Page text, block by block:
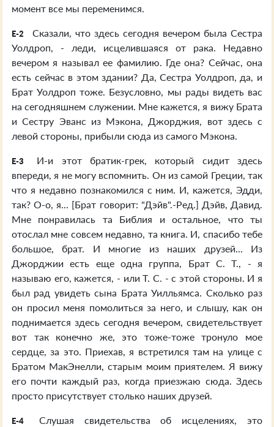
момент все мы переменимся.
E-2
Сказали, что здесь сегодня вечером была Сестра
Уолдроп, - леди, исцелившаяся от рака. Недавно
вечером я называл ее фамилию. Где она? Сейчас, она
есть сейчас в этом здании? Да, Сестра Уолдроп, да, и
Брат Уолдроп тоже. Безусловно, мы рады видеть вас
на сегодняшнем служении. Мне кажется, я вижу Брата
и Сестру Эванс из Мэкона, Джорджия, вот здесь с
левой стороны, прибыли сюда из самого Мэкона.
E-3
И-и этот братик-грек, который сидит здесь
впереди, я не могу вспомнить. Он из самой Греции, так
что я недавно познакомился с ним. И, кажется, Эдди,
так? О-о, я... [Брат говорит: "Дэйв".-Ред.] Дэйв, Давид.
Мне понравилась та Библия и остальное, что ты
отослал мне совсем недавно, та книга. И, спасибо тебе
большое, брат. И многие из наших друзей... Из
Джорджии есть еще одна группа, Брат С. Т., - я
называю его, кажется, - или Т. С. - с этой стороны. И я
был рад увидеть сына Брата Уилльямса. Сколько раз
он просил меня помолиться за него, и слышу, как он
поднимается здесь сегодня вечером, свидетельствует
вот так конечно же, это тоже-тоже тронуло мое
сердце, за это. Приехав, я встретился там на улице с
Братом МакЭнелли, старым моим приятелем. Я вижу
его почти каждый раз, когда приезжаю сюда. Здесь
просто присутствует столько наших друзей.
E-4
Слушая свидетельства об исцелениях, это